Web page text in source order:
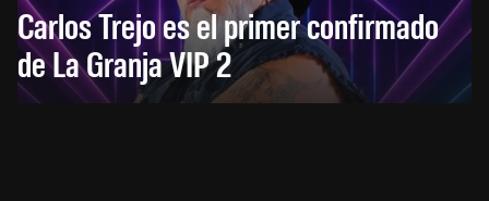
Carlos Trejo es el primer confirmado
de La Granja VIP 2